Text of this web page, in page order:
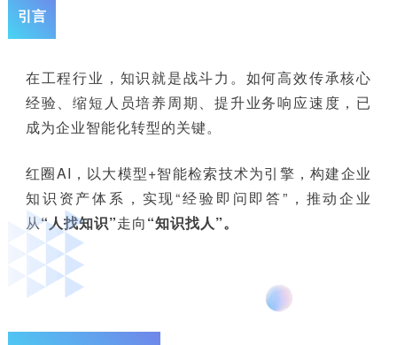
引言
在工程行业，知识就是战斗力。如何高效传承核心
经验、缩短人员培养周期、提升业务响应速度，已
成为企业智能化转型的关键。
红圈AI，以大模型+智能检索技术为引擎，构建企业
知识资产体系，实现“经验即问即答”，推动企业
从“人找知识”走向“知识找人”。